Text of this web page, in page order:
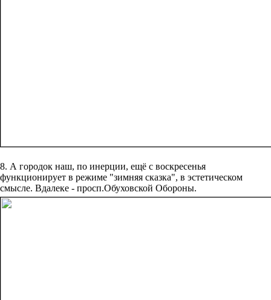
8. А городок наш, по инерции, ещё с воскресенья
функционирует в режиме "зимняя сказка", в эстетическом
смысле. Вдалеке - просп.Обуховской Обороны.